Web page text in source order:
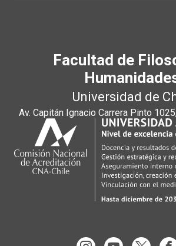
Facultad de
Universidad de
Av. Capitán Ignacio Carrera Pinto